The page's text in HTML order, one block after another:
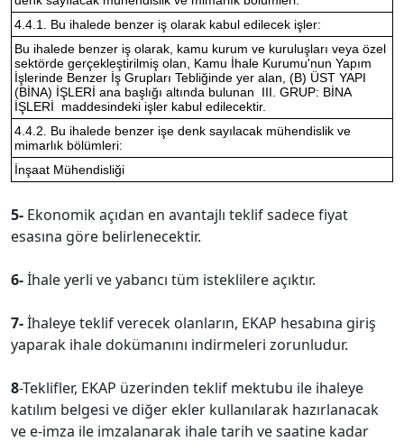
4.4.1. Bu ihalede benzer iş olarak kabul edilecek işler:
Bu ihalede benzer iş olarak, kamu kurum ve kuruluşları veya özel
sektörde gerçekleştirilmiş olan, Kamu İhale Kurumu'nun Yapım
İşlerinde Benzer İş Grupları Tebliğinde yer alan, (B) ÜST YAPI
(BİNA) İŞLERİ ana başlığı altında bulunan III. GRUP: BİNA
İŞLERİ maddesindeki işler kabul edilecektir.
4.4.2. Bu ihalede benzer işe denk sayılacak mühendislik ve
mimarlık bölümleri:
İnşaat Mühendisliği
5- Ekonomik açıdan en avantajlı teklif sadece fiyat
esasına göre belirlenecektir.
6-İhale yerli ve yabancı tüm isteklilere açıktır.
7-İhaleye teklif verecek olanların, EKAP hesabına giriş
yaparak ihale dokümanını indirmeleri zorunludur.
8-Teklifler, EKAP üzerinden teklif mektubu ile ihaleye
katılım belgesi ve diğer ekler kullanılarak hazırlanacak
ve e-imza ile imzalanarak ihale tarih ve saatine kadar